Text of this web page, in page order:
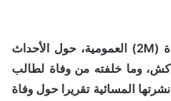
تابعنا يوم الأربعاء ريبورتاجا بثته قناة (2M) العمومية، حول الأحداث
وما خلفته من وفاة لطالب
المسائية تقريرا حول وفاة